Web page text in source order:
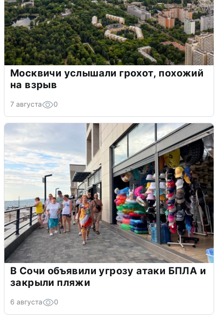
Москвичи услышали грохот, похожий
на взрыв
7 августа 0
В Сочи объявили угрозу атаки БПЛА и
закрыли пляжи
6 августа 0